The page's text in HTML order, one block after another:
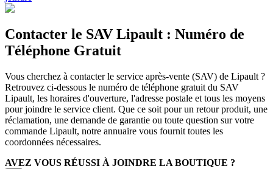
Contacter le SAV Lipault : Numéro de
Téléphone Gratuit
Vous cherchez à contacter le service après-vente (SAV) de Lipault ?
Retrouvez ci-dessous le numéro de téléphone gratuit du SAV
Lipault, les horaires d'ouverture, l'adresse postale et tous les moyens
pour joindre le service client. Que ce soit pour un retour produit, une
réclamation, une demande de garantie ou toute question sur votre
commande Lipault, notre annuaire vous fournit toutes les
coordonnées nécessaires.
AVEZ VOUS RÉUSSI À JOINDRE LA BOUTIQUE ?